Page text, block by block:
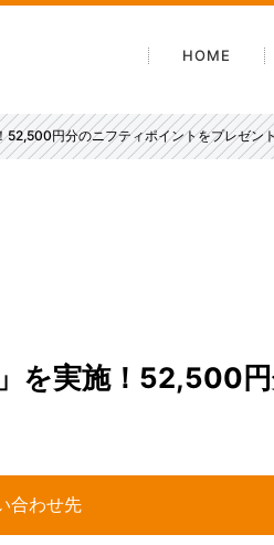
HOME
52,500円分のニフティポイントをプレゼン
を実施！52,500
合わせ先